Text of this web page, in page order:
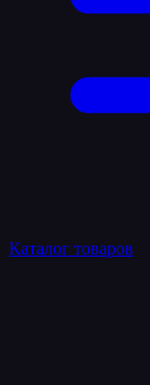
Каталог товаров